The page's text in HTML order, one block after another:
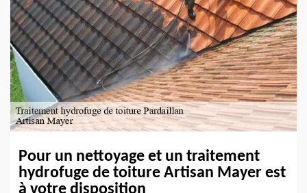
Pour un nettoyage et un traitement
hydrofuge de toiture Artisan Mayer est
à votre disposition